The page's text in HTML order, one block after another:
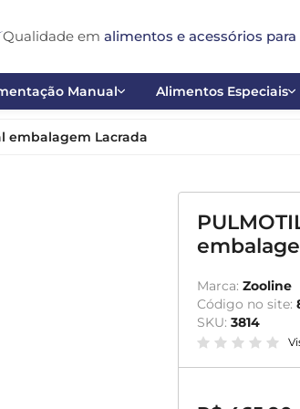
Qualidade em alimentos e acessórios para
Manual Alimentos Especiais
Nectar
Pigmentantes
embalagem Lacrada
Marca: Zooline
Código no site:
SKU: 3814